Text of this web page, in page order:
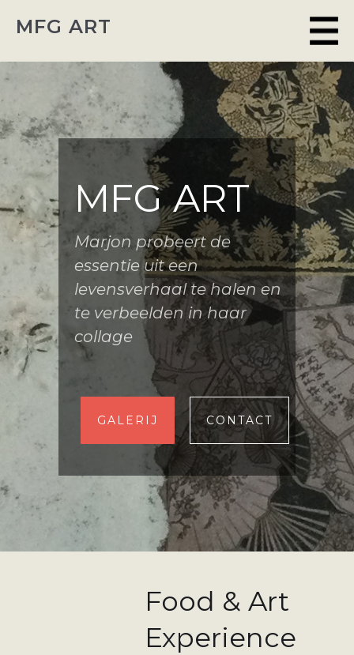
MFG ART
MFG ART
Marjon probeert de
essentie uit een
levensverhaal te halen en
te verbeelden in haar
collage
GALERIJ CONTACT
Food & Art
Experience